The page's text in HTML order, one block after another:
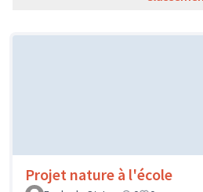
Projet nature à l'école